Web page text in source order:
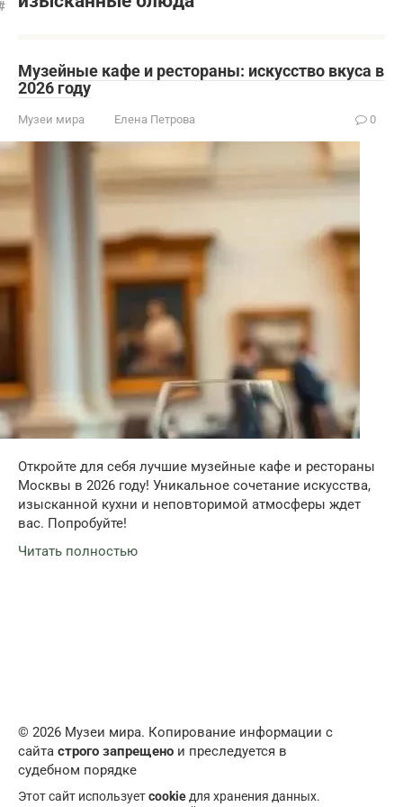
Музейные кафе и рестораны: искусство вкуса в
2026 году
Музеи мира Елена Петрова 0
Откройте для себя лучшие музейные кафе и рестораны
Москвы в 2026 году! Уникальное сочетание искусства,
изысканной кухни и неповторимой атмосферы ждет
вас. Попробуйте!
Читать полностью
© 2026 Музеи мира. Копирование информации с
сайта строго запрещено и преследуется в
судебном порядке
Этот сайт используетcookie для хранения данных.